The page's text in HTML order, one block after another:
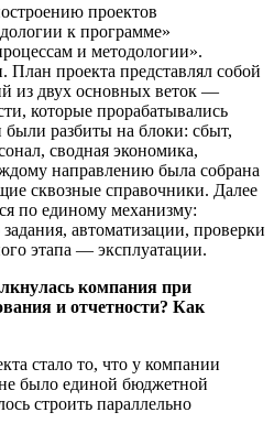
проектов
к программе»
и методологии».
проекта представлял собой
из двух основных веток —
которые прорабатывались
были разбиты на блоки: сбыт,
сводная экономика,
направлению была собрана
сквозные справочники. Далее
по единому механизму:
автоматизации, проверки
этапа — эксплуатации.
компания при
и отчетности? Как
стало то, что у компании
было единой бюджетной
строить параллельно